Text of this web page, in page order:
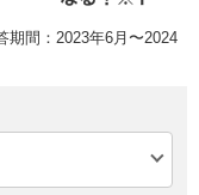
期間：2023年6月〜2024